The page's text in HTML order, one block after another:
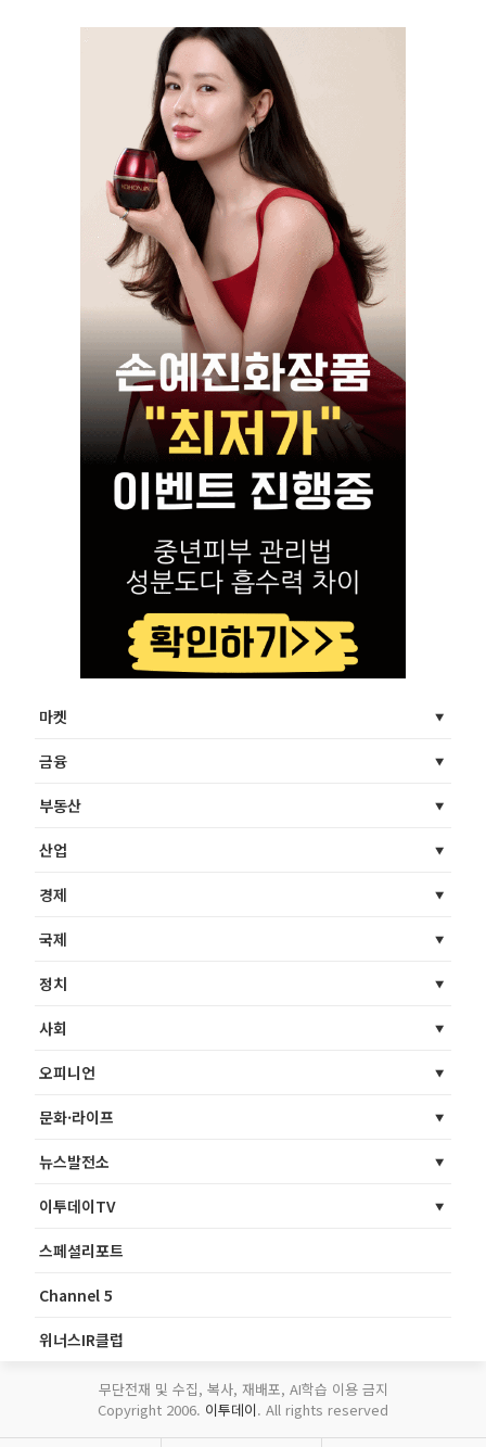
마켓
금융
부동산
산업
경제
국제
정치
사회
오피니언
문화·라이프
뉴스발전소
이투데이TV
스페셜리포트
Channel 5
위너스IR클럽
무단전재 및 수집, 복사, 재배포, AI학습 이용 금지
Copyright 2006. 이투데이. All rights reserved